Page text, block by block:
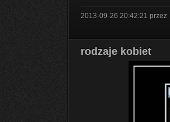
2013-09-26 20:42:21 przez
rodzaje kobiet